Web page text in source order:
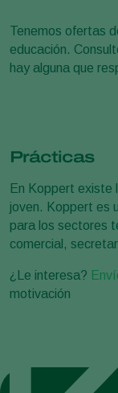
Tenemos ofertas
educación.
hay alguna que
Prácticas
En Koppert existe
joven. Koppert es
para los sectores
comercial,
¿Le interesa?
motivación